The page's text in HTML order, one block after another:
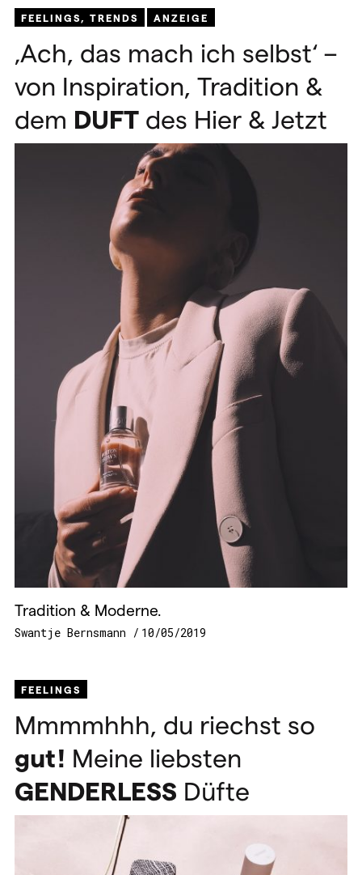
FEELINGS TRENDS ANZEIGE
‚Ach, das mach ich selbst‘ –
von Inspiration, Tradition &
dem DUFT des Hier & Jetzt
Tradition & Moderne.
Swantje Bernsmann 10/05/2019
FEELINGS
Mmmmhhh, du riechst so
gut! Meine liebsten
GENDERLESS Düfte